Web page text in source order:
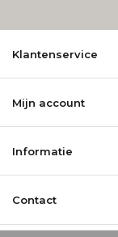
Klantenservice
Mijn account
Informatie
Contact